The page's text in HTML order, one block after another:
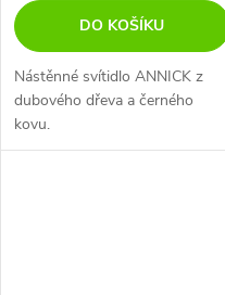
DO KOŠÍKU
Nástěnné svítidlo ANNICK z
dubového dřeva a černého
kovu.